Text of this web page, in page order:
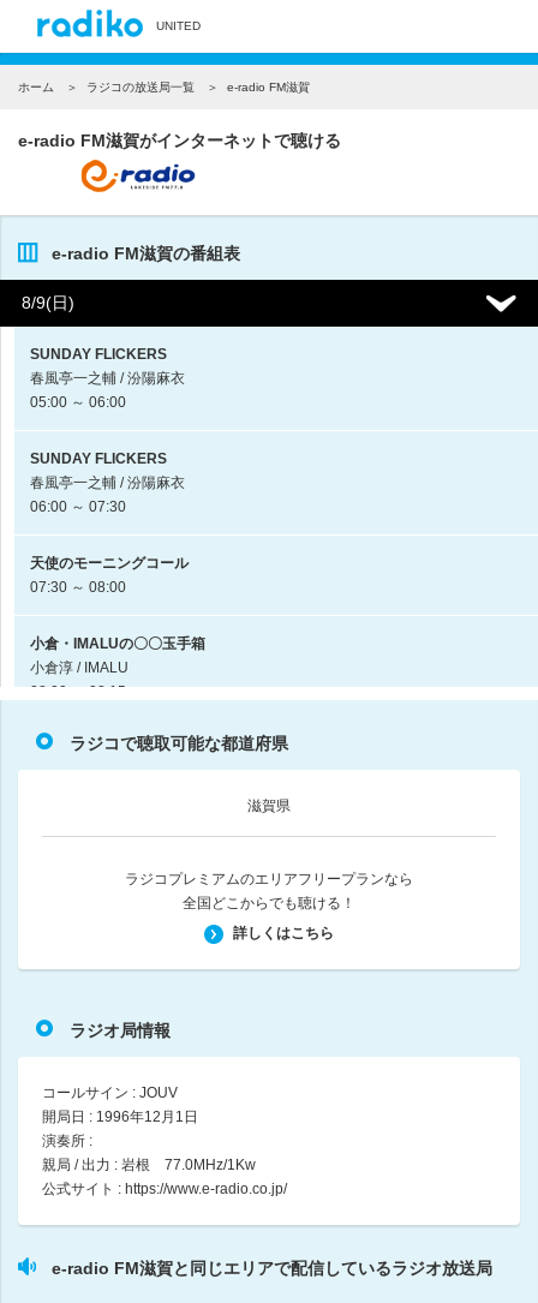
UNITED
ホーム ラジコの放送局一覧 e-radio FM滋賀
e-radio FM滋賀がインターネットで聴ける
e-radio FM滋賀の番組表
8/9(日)
SUNDAY FLICKERS
春風亭一之輔 / 汾陽麻衣
05:00 ～ 06:00
SUNDAY FLICKERS
春風亭一之輔 / 汾陽麻衣
06:00 ～ 07:30
天使のモーニングコール
07:30 ～ 08:00
小倉・IMALUの〇〇玉手箱
小倉淳 / IMALU
08:00 ～ 08:15
心のノイズキャンセル
08:15 ～ 08:30
09:00 ～ 09:15
イマドキショッピング！
09:15 ～ 09:30
TAISEI 住まいで Smile
09:30 ～ 09:45
09:45 ～ 09:55
ラジコで聴取可能な都道府県
滋賀県
ラジコプレミアムのエリアフリープランなら
全国どこからでも聴ける！
詳しくはこちら
ラジオ局情報
コールサイン : JOUV
開局日 : 1996年12月1日
演奏所 :
親局 / 出力 : 岩根 77.0MHz/1Kw
公式サイト : https://www.e-radio.co.jp/
e-radio FM滋賀と同じエリアで配信しているラジオ放送局